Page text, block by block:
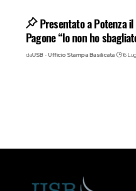
Presentato a Potenza
Pagone “Io non ho
daUSB - Ufficio Stampa Basilicata 16